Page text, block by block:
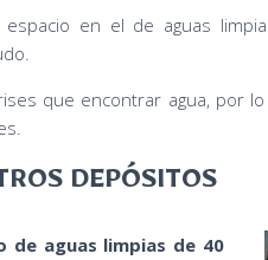
espacio en el de aguas
que encontrar agua, por
DEPÓSITOS
de aguas limpias de 40